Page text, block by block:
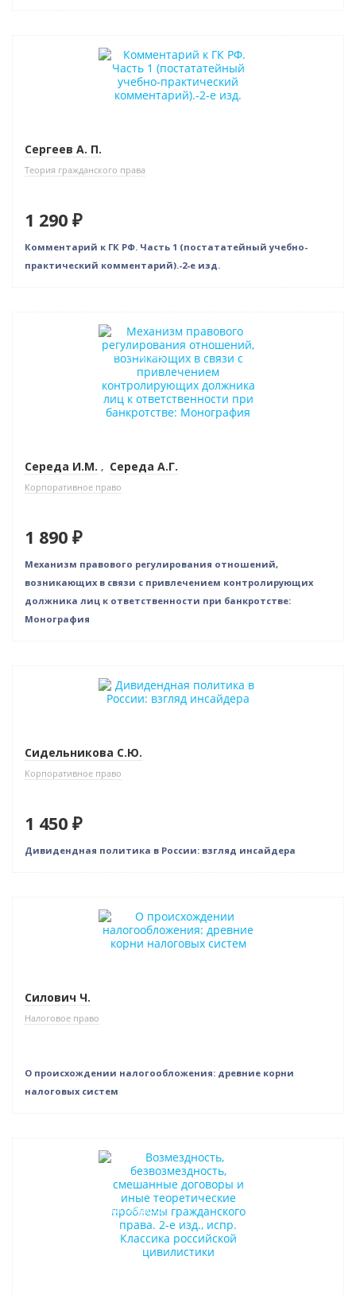
Сергеев А. П.
Теория гражданского права
1 290 ₽
Комментарий к ГК РФ. Часть 1 (постататейный учебно-
практический комментарий).-2-е изд.
Индивидуальный подход
Середа И.М. , Середа А.Г.
Корпоративное право
1 890 ₽
Механизм правового регулирования отношений,
возникаю­щих в связи с привлечением контролирующих
должника лиц к ответственности при банкротстве:
Монография
Сидельникова С.Ю.
Корпоративное право
1 450 ₽
Дивидендная политика в России: взгляд инсайдера
Нет в наличии
Силович Ч.
Налоговое право
О происхождении налогообложения: древние корни
налоговых систем
Индивидуальный подход